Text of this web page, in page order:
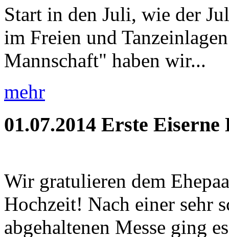
Start in den Juli, wie der
im Freien und
Mannschaft" haben wir...
mehr
01.07.2014 Erste Eiserne
Wir gratulieren dem
Hochzeit! Nach einer sehr
abgehaltenen Messe ging